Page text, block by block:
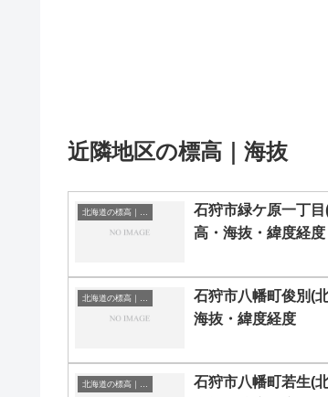
近隣地区の標高｜海抜
石狩市緑ケ原一丁
高・海抜・緯度経度
石狩市八幡町俊別(
海抜・緯度経度
石狩市八幡町若生(